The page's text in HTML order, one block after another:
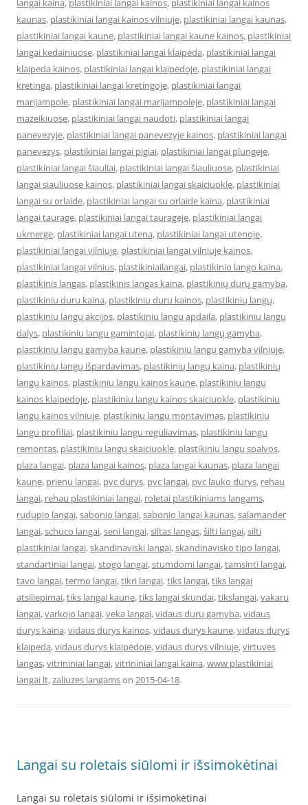
langai kaina, plastikiniai langai kainos, plastikiniai langai kainos
kaunas, plastikiniai langai kainos vilniuje, plastikiniai langai kaunas,
plastikiniai langai kaune, plastikiniai langai kaune kainos, plastikiniai
langai kedainiuose, plastikiniai langai klaipėda, plastikiniai langai
klaipeda kainos, plastikiniai langai klaipėdoje, plastikiniai langai
kretinga, plastikiniai langai kretingoje, plastikiniai langai
marijampole, plastikiniai langai marijampoleje, plastikiniai langai
mazeikiuose, plastikiniai langai naudoti, plastikiniai langai
panevezyje, plastikiniai langai panevezyje kainos, plastikiniai langai
panevezys, plastikiniai langai pigiai, plastikiniai langai plungeje,
plastikiniai langai šiauliai, plastikiniai langai šiauliuose, plastikiniai
langai siauliuose kainos, plastikiniai langai skaiciuokle, plastikiniai
langai su orlaide, plastikiniai langai su orlaide kaina, plastikiniai
langai taurage, plastikiniai langai taurageje, plastikiniai langai
ukmerge, plastikiniai langai utena, plastikiniai langai utenoje,
plastikiniai langai vilniuje, plastikiniai langai vilniuje kainos,
plastikiniai langai vilnius, plastikiniailangai, plastikinio lango kaina,
plastikinis langas, plastikinis langas kaina, plastikinių durų gamyba,
plastikiniu duru kaina, plastikiniu duru kainos, plastikinių langų,
plastikiniu langu akcijos, plastikiniu langu apdaila, plastikiniu langu
dalys, plastikiniu langu gamintojai, plastikinių langų gamyba,
plastikiniu langu gamyba kaune, plastikiniu langu gamyba vilniuje,
plastikinių langų išpardavimas, plastikinių langų kaina, plastikinių
langų kainos, plastikiniu langu kainos kaune, plastikiniu langu
kainos klaipedoje, plastikiniu langu kainos skaiciuokle, plastikiniu
langu kainos vilniuje, plastikiniu langu montavimas, plastikiniu
langu profiliai, plastikiniu langu reguliavimas, plastikiniu langu
remontas, plastikiniu langu skaiciuokle, plastikiniu langu spalvos,
plaza langai, plaza langai kainos, plaza langai kaunas, plaza langai
kaune, prienu langai, pvc durys, pvc langai, pvc lauko durys, rehau
langai, rehau plastikiniai langai, roletai plastikiniams langams,
rudupio langai,sabonio langai,sabonio langai kaunas,salamander
langai,schuco langai,seni langai,siltas langas,šilti langai,silti
plastikiniai langai,skandinaviski langai,skandinavisko tipo langai,
standartiniai langai,stogo langai,stumdomi langai,tamsinti langai,
tavo langai,termo langai,tikri langai,tiks langai,tiks langai
atsiliepimai,tiks langai kaune,tiks langai skundai,tikslangai,vakaru
langai,varkojo langai,veka langai,vidaus durų gamyba,vidaus
durys kaina,vidaus durys kainos,vidaus durys kaune,vidaus durys
klaipeda,vidaus durys klaipėdoje,vidaus durys vilniuje,virtuves
langas,vitrininiai langai,vitrininiai langai kaina,www plastikiniai
langai lt,zaliuzes langamson 2015-04-18.
Langai su roletais siūlomi ir išsimokėtinai
Langai su roletais siūlomi ir išsimokėtinai